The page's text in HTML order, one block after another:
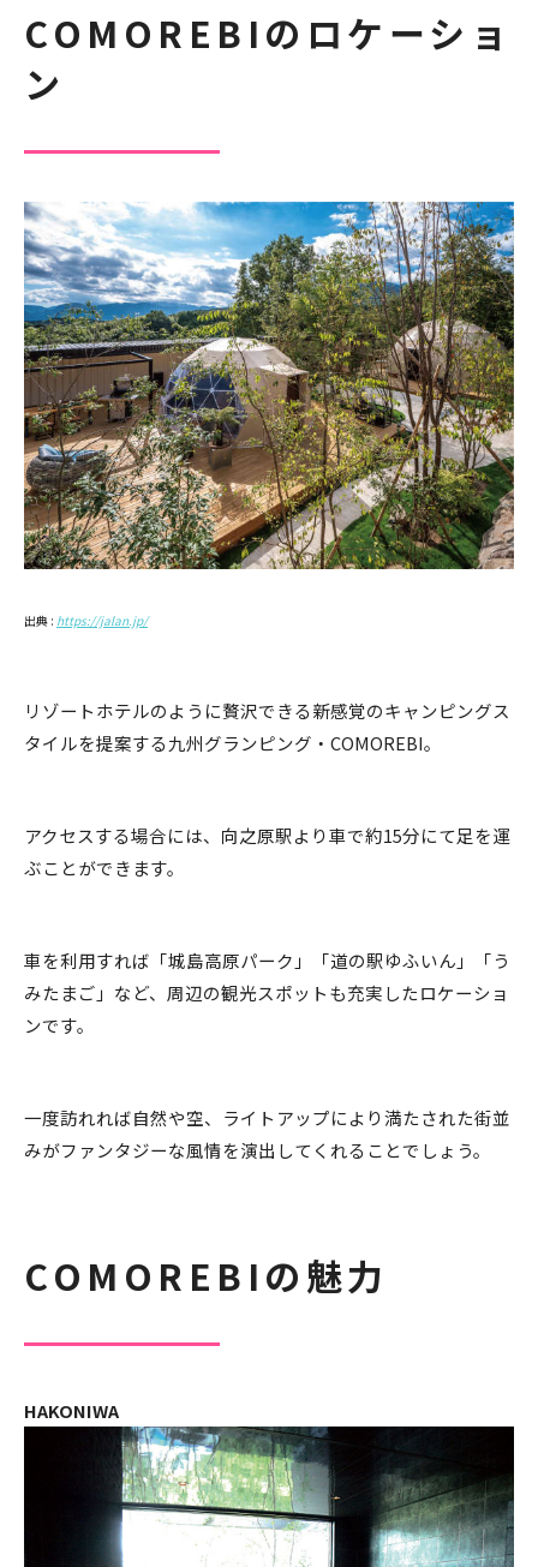
COMOREBIのロケーショ
ン
出典 : https://jalan.jp/
リゾートホテルのように贅沢できる新感覚のキャンピングス
タイルを提案する九州グランピング・COMOREBI。
アクセスする場合には、向之原駅より車で約15分にて足を運
ぶことができます。
車を利用すれば「城島高原パーク」「道の駅ゆふいん」「う
みたまご」など、周辺の観光スポットも充実したロケーショ
ンです。
一度訪れれば自然や空、ライトアップにより満たされた街並
みがファンタジーな風情を演出してくれることでしょう。
COMOREBIの魅力
HAKONIWA